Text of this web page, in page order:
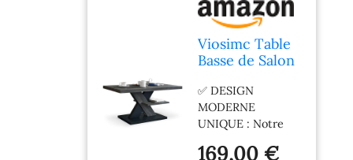
QUALITÉ MOTIVÉE
: La table basse est
dotée d'un plateau
de haute qualité
facilement
supporter un
usage quotidien et
Viosimc Table
Basse de Salon
foncé, Decor et
la Couleur de
l'acier, Table
Centrale et
✅ DESIGN
MODERNE
UNIQUE : Notre
s'intégrera dans
169,00 €